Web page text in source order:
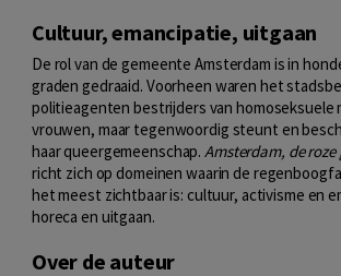
Cultuur, emancipatie, uitgaan
De rol van de gemeente Amsterdam is in
graden gedraaid. Voorheen waren het
politieagenten bestrijders van homoseksuele
vrouwen, maar tegenwoordig steunt en
haar queergemeenschap. Amsterdam, de
richt zich op domeinen waarin de
het meest zichtbaar is: cultuur, activisme en
horeca en uitgaan.
Over de auteur